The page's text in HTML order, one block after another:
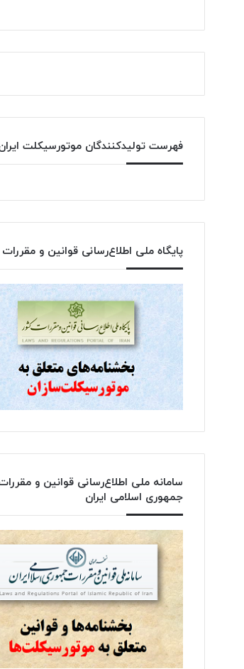
فهرست تولیدکنندگان موتورسیکلت
پایگاه ملی اطلاع‌رسانی قوانین و
سامانه ملی اطلاع‌رسانی قوانین و
جمهوری اسلامی ایران